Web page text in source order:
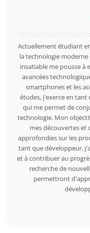
Actuellement étudiant
la technologie
insatiable me pousse à
avancées
smartphones et les
études, j'exerce en tant
qui me permet de
technologie. Mon
mes découvertes et
approfondies sur les
tant que développeur,
et à contribuer au
recherche de
permettront